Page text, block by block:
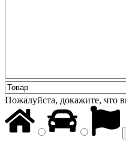
Пожалуйста, докажите, что